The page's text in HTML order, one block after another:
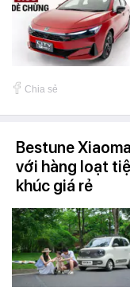
Chia sẻ
Bestune
với hàng loạt
khúc giá rẻ